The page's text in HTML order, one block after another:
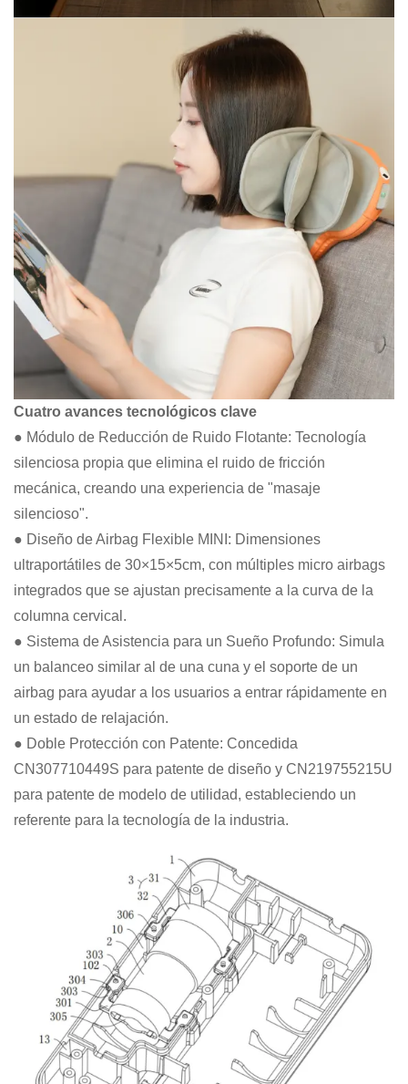
Cuatro avances tecnológicos clave
● Módulo de Reducción de Ruido Flotante: Tecnología
silenciosa propia que elimina el ruido de fricción
mecánica, creando una experiencia de "masaje
silencioso".
● Diseño de Airbag Flexible MINI: Dimensiones
ultraportátiles de 30×15×5cm, con múltiples micro airbags
integrados que se ajustan precisamente a la curva de la
columna cervical.
● Sistema de Asistencia para un Sueño Profundo: Simula
un balanceo similar al de una cuna y el soporte de un
airbag para ayudar a los usuarios a entrar rápidamente en
un estado de relajación.
● Doble Protección con Patente: Concedida
CN307710449S para patente de diseño y CN219755215U
para patente de modelo de utilidad, estableciendo un
referente para la tecnología de la industria.